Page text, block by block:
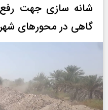
شانه سازی جهت
گاهی در محورهای